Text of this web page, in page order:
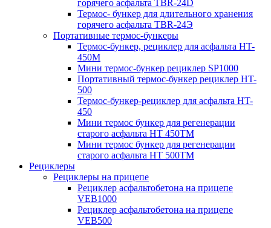
горячего асфальта TBR-24D
Термос- бункер для длительного хранения
горячего асфальта TBR-24Э
Портативные термос-бункеры
Термос-бункер, рециклер для асфальта HT-
450M
Мини термос-бункер рециклер SP1000
Портативный термос-бункер рециклер HT-
500
Термос-бункер-рециклер для асфальта HT-
450
Мини термос бункер для регенерации
старого асфальта НТ 450ТМ
Мини термос бункер для регенерации
старого асфальта НТ 500ТМ
Рециклеры
Рециклеры на прицепе
Рециклер асфальтобетона на прицепе
VEB1000
Рециклер асфальтобетона на прицепе
VEB500